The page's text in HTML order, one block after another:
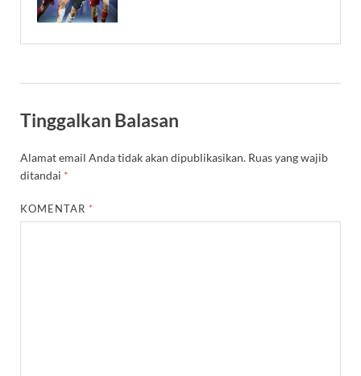
Tinggalkan Balasan
Alamat email Anda tidak akan dipublikasikan. Ruas yang wajib
ditandai *
KOMENTAR *